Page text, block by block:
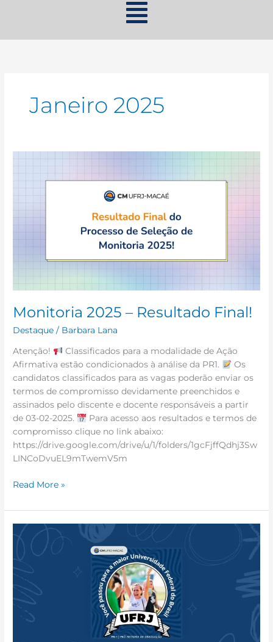
Janeiro 2025
Monitoria 2025 – Resultado Final!
Destaque / Barbara Lana
Atenção!
Classificados para a modalidade de Ação
Afirmativa estão condicionados à análise da PR1.
Os
candidatos classificados para as vagas poderão enviar os
termos de compromisso devidamente preenchidos e
assinados pelo discente e docente responsáveis a partir
de 03-02-2025.
Para acesso aos resultados e termos de
compromisso clique no link abaixo:
https://drive.google.com/drive/u/1/folders/1gcFjffQdhj3Sw
LINCoDvuEL9mTwemV5m
Read More »
Parabéns!!!